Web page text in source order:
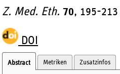
Z. Med. Eth. 70, 195-
DOI
Abstract Metriken Zusatzinfos